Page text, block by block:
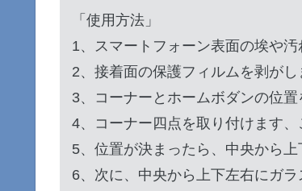
「使用方法」
1、スマートフォーン表面の埃や
2、接着面の保護フィルムを剥がし
3、コーナーとホームボダンの位置
4、コーナー四点を取り付けます
5、位置が決まったら、中央から
6、次に、中央から上下左右にガ